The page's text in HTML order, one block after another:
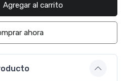
Agregar al carrito
ahora